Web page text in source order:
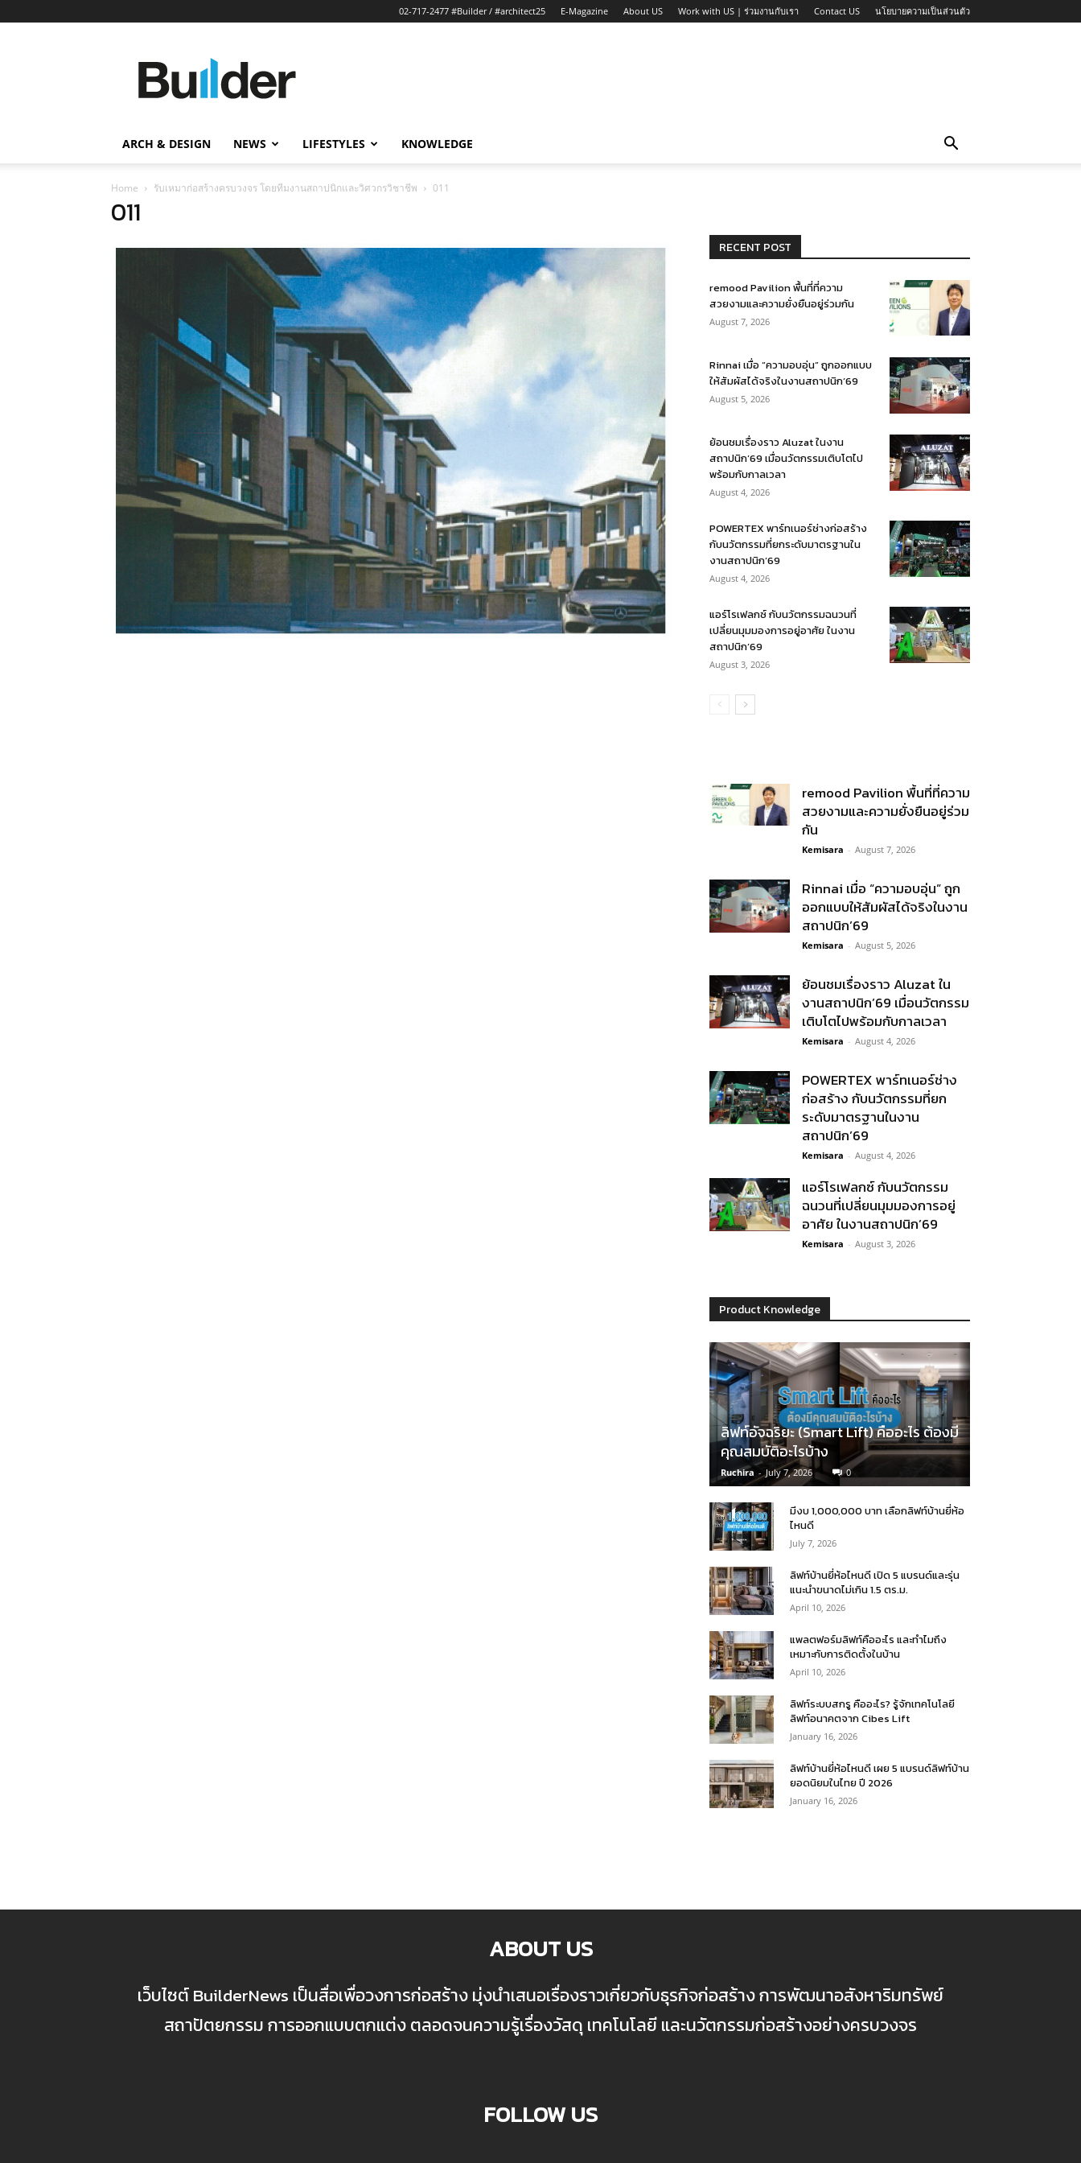
02-717-2477 #Builder / #architect25 E-Magazine About US Work with US | ร่วมงานกับเรา Contact US นโยบายความเป็นส่วนตัว
ข่าว
ก่อสร้าง
ARCH & DESIGN NEWS LIFESTYLES KNOWLEDGE
Home รับเหมาก่อสร้างครบวงจร โดยทีมงานสถาปนิกและวิศวกรวิชาชีพ 011
011
RECENT POST
remood Pavilion พื้นที่ที่ความ
สวยงามและความยั่งยืนอยู่ร่วมกัน
August 7, 2026
Rinnai เมื่อ “ความอบอุ่น” ถูกออกแบบ
ให้สัมผัสได้จริงในงานสถาปนิก’69
August 5, 2026
ย้อนชมเรื่องราว Aluzat ในงาน
สถาปนิก’69 เมื่อนวัตกรรมเติบโตไป
พร้อมกับกาลเวลา
August 4, 2026
POWERTEX พาร์ทเนอร์ช่างก่อสร้าง
กับนวัตกรรมที่ยกระดับมาตรฐานใน
งานสถาปนิก’69
August 4, 2026
แอร์โรเฟลกซ์ กับนวัตกรรมฉนวนที่
เปลี่ยนมุมมองการอยู่อาศัย ในงาน
สถาปนิก’69
August 3, 2026
remood Pavilion พื้นที่ที่ความ
สวยงามและความยั่งยืนอยู่ร่วม
กัน
Kemisara - August 7, 2026
Rinnai เมื่อ “ความอบอุ่น” ถูก
ออกแบบให้สัมผัสได้จริงในงาน
สถาปนิก’69
Kemisara - August 5, 2026
ย้อนชมเรื่องราว Aluzat ใน
งานสถาปนิก’69 เมื่อนวัตกรรม
เติบโตไปพร้อมกับกาลเวลา
Kemisara - August 4, 2026
POWERTEX พาร์ทเนอร์ช่าง
ก่อสร้าง กับนวัตกรรมที่ยก
ระดับมาตรฐานในงาน
สถาปนิก’69
Kemisara - August 4, 2026
แอร์โรเฟลกซ์ กับนวัตกรรม
ฉนวนที่เปลี่ยนมุมมองการอยู่
อาศัย ในงานสถาปนิก’69
Kemisara - August 3, 2026
Product Knowledge
ลิฟท์อัจฉริยะ (Smart Lift) คืออะไร ต้องมี
คุณสมบัติอะไรบ้าง
Ruchira - July 7, 2026 0
มีงบ 1,000,000 บาท เลือกลิฟท์บ้านยี่ห้อ
ไหนดี
July 7, 2026
ลิฟท์บ้านยี่ห้อไหนดี เปิด 5 แบรนด์และรุ่น
แนะนำขนาดไม่เกิน 1.5 ตร.ม.
April 10, 2026
แพลตฟอร์มลิฟท์คืออะไร และทำไมถึง
เหมาะกับการติดตั้งในบ้าน
April 10, 2026
ลิฟท์ระบบสกรู คืออะไร? รู้จักเทคโนโลยี
ลิฟท์อนาคตจาก Cibes Lift
January 16, 2026
ลิฟท์บ้านยี่ห้อไหนดี เผย 5 แบรนด์ลิฟท์บ้าน
ยอดนิยมในไทย ปี 2026
January 16, 2026
ABOUT US
เว็บไซต์ BuilderNews เป็นสื่อเพื่อวงการก่อสร้าง มุ่งนำเสนอเรื่องราวเกี่ยวกับธุรกิจก่อสร้าง การพัฒนาอสังหาริมทรัพย์
สถาปัตยกรรม การออกแบบตกแต่ง ตลอดจนความรู้เรื่องวัสดุ เทคโนโลยี และนวัตกรรมก่อสร้างอย่างครบวงจร
FOLLOW US